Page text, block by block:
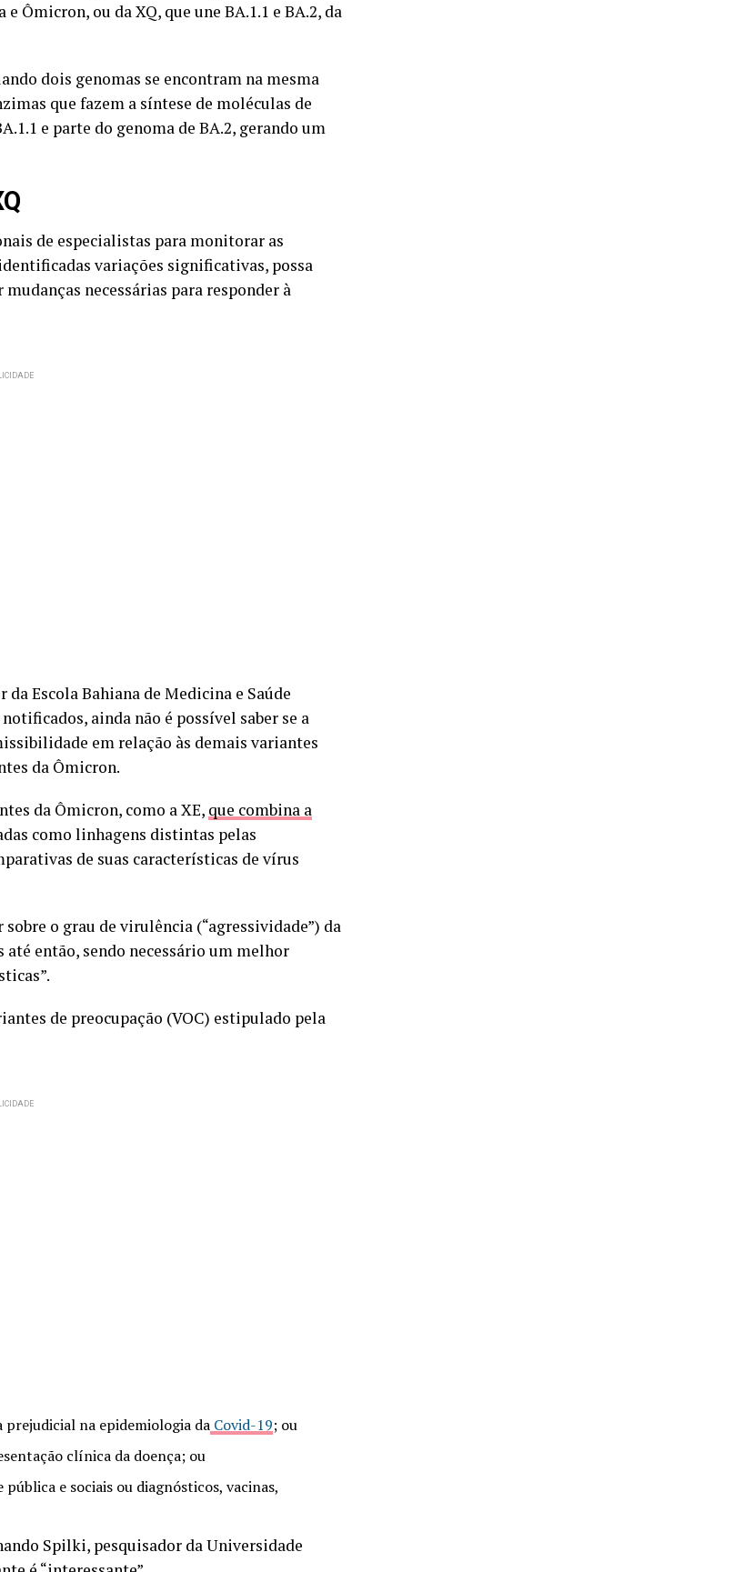
Ômicron, ou da XQ, que une BA.1.1 e BA.2, da
dois genomas se encontram na mesma
que fazem a síntese de moléculas de
e parte do genoma de BA.2, gerando um
de especialistas para monitorar as
variações significativas, possa
necessárias para responder à
Escola Bahiana de Medicina e Saúde
ainda não é possível saber se a
em relação às demais variantes
da Ômicron.
da Ômicron, como a XE, que combina a
como linhagens distintas pelas
de suas características de vírus
o grau de virulência (“agressividade”) da
até então, sendo necessário um melhor
de preocupação (VOC) estipulado pela
na epidemiologia da Covid-19; ou
clínica da doença; ou
e sociais ou diagnósticos, vacinas,
Spilki, pesquisador da Universidade